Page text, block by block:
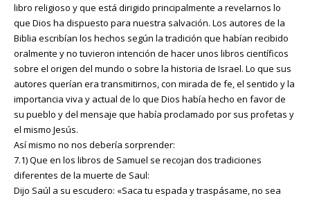
libro religioso y que está dirigido principalmente a revelarnos lo
que Dios ha dispuesto para nuestra salvación. Los autores de la
Biblia escribían los hechos según la tradición que habían recibido
oralmente y no tuvieron intención de hacer unos libros científicos
sobre el origen del mundo o sobre la historia de Israel. Lo que sus
autores querían era transmitirnos, con mirada de fe, el sentido y la
importancia viva y actual de lo que Dios había hecho en favor de
su pueblo y del mensaje que había proclamado por sus profetas y
el mismo Jesús.
Así mismo no nos debería sorprender:
7.1) Que en los libros de Samuel se recojan dos tradiciones
diferentes de la muerte de Saul:
Dijo Saúl a su escudero: «Saca tu espada y traspásame, no sea